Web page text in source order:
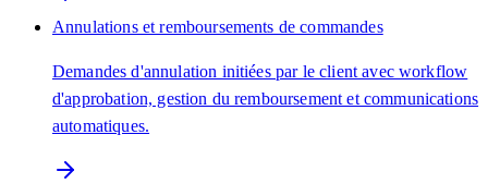
Annulations et remboursements de commandes
Demandes d'annulation initiées par le client avec workflow
d'approbation, gestion du remboursement et communications
automatiques.